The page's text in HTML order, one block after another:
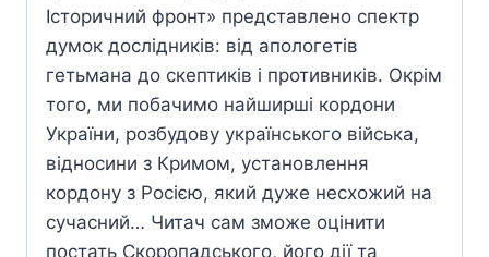
Історичний фронт» представлено спектр
думок дослідників: від апологетів
гетьмана до скептиків і противників. Окрім
того, ми побачимо найширші кордони
України, розбудову українського війська,
відносини з Кримом, установлення
кордону з Росією, який дуже несхожий на
сучасний… Читач сам зможе оцінити
постать Скоропадського, його дії та